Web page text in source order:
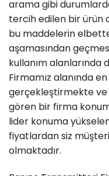
arama gibi
tercih edilen bir ürün
bu maddelerin
aşamasından
kullanım
Firmamız alanında
gerçekleştirmekte
gören bir firma
lider konuma
fiyatlardan siz
olmaktadır.